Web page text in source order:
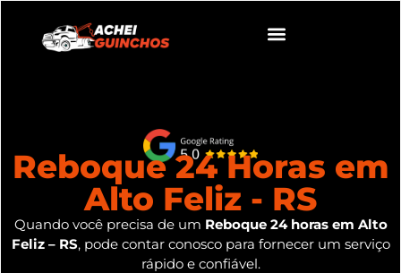
Reboque 24 Horas em
Alto Feliz - RS
Quando você precisa de um Reboque 24 horas em Alto
Feliz – RS, pode contar conosco para fornecer um serviço
rápido e confiável.